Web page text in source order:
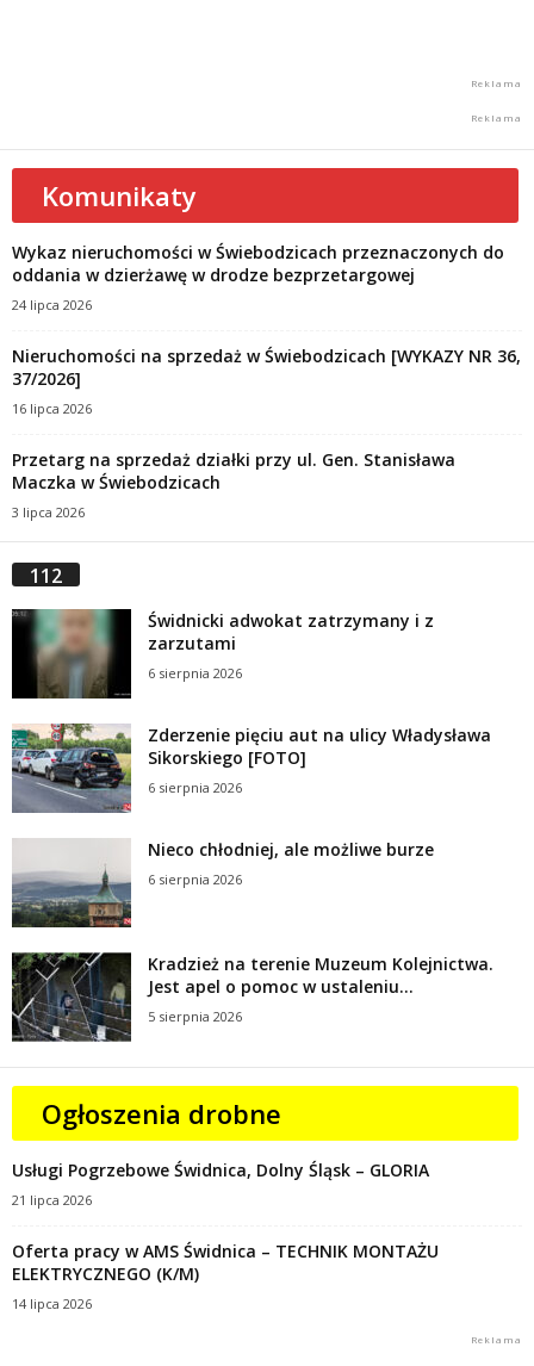
Komunikaty
Wykaz nieruchomości w Świebodzicach przeznaczonych do
oddania w dzierżawę w drodze bezprzetargowej
24 lipca 2026
Nieruchomości na sprzedaż w Świebodzicach [WYKAZY NR 36,
37/2026]
16 lipca 2026
Przetarg na sprzedaż działki przy ul. Gen. Stanisława
Maczka w Świebodzicach
3 lipca 2026
112
Świdnicki adwokat zatrzymany i z
zarzutami
6 sierpnia 2026
Zderzenie pięciu aut na ulicy Władysława
Sikorskiego [FOTO]
6 sierpnia 2026
Nieco chłodniej, ale możliwe burze
6 sierpnia 2026
Kradzież na terenie Muzeum Kolejnictwa.
Jest apel o pomoc w ustaleniu...
5 sierpnia 2026
Ogłoszenia drobne
Usługi Pogrzebowe Świdnica, Dolny Śląsk – GLORIA
21 lipca 2026
Oferta pracy w AMS Świdnica – TECHNIK MONTAŻU
ELEKTRYCZNEGO (K/M)
14 lipca 2026